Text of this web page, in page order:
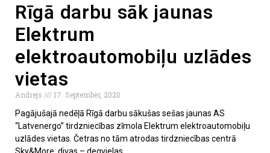
Rīgā darbu sāk jaunas
Elektrum
elektroautomobiļu uzlādes
vietas
Andrejs
17. September, 2020
Pagājušajā nedēļā Rīgā darbu sākušas sešas jaunas AS
“Latvenergo” tirdzniecības zīmola Elektrum elektroautomobiļu
uzlādes vietas. Četras no tām atrodas tirdzniecības centrā